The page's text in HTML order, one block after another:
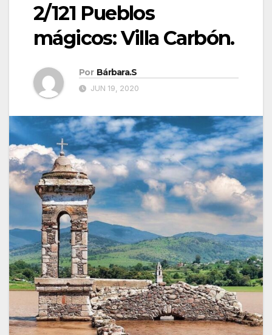
2/121 Pueblos
mágicos: Villa Carbón.
Por Bárbara.S
JUN 19, 2020